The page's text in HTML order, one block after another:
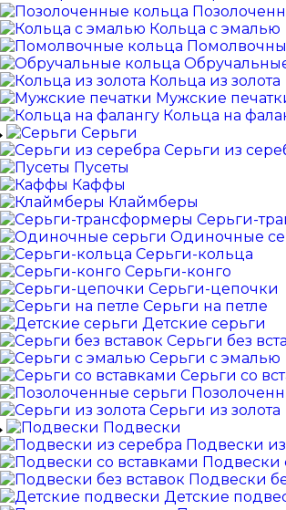
Кольца с эмалью
Кольца из золота
Мужские
Кольца на
Серьги
Серьги из
Пусеты
Каффы
Клаймберы
Серьги-
Одиночные
Серьги-кольца
Серьги-конго
Серьги-цепочки
Серьги на петле
Детские серьги
Серьги без
Серьги с эмалью
Серьги со
Серьги из золота
Подвески
Подвески
Подвески
Подвески
Детские